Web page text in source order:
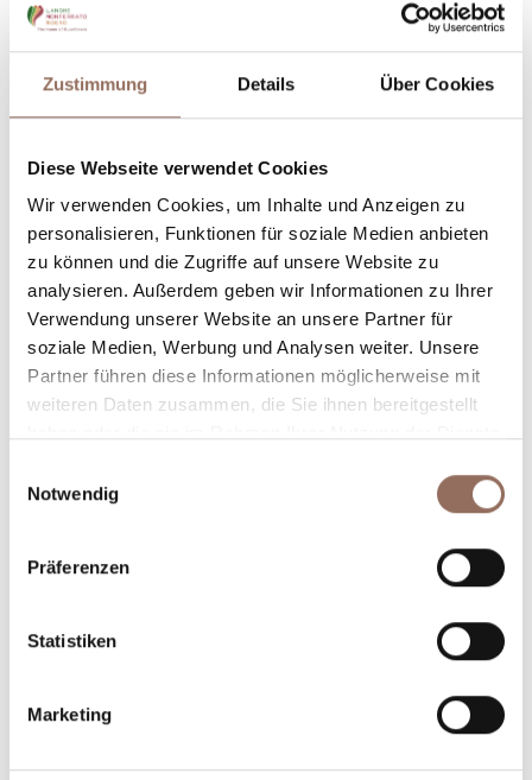
Zustimmung Details Über Cookies
Diese Webseite verwendet Cookies
Wir verwenden Cookies, um Inhalte und Anzeigen zu
personalisieren, Funktionen für soziale Medien anbieten
zu können und die Zugriffe auf unsere Website zu
analysieren. Außerdem geben wir Informationen zu Ihrer
Verwendung unserer Website an unsere Partner für
soziale Medien, Werbung und Analysen weiter. Unsere
Partner führen diese Informationen möglicherweise mit
weiteren Daten zusammen, die Sie ihnen bereitgestellt
Notwendig
Präferenzen
Statistiken
Marketing
Beds number:
Dein Urlaub
Plane, wo du übernachtest und isst, was du in jedem
Winkel des Langhe Monferrato Roero unternehmen
willst, mit einem Blick aufs Wetter in Echtzeit.